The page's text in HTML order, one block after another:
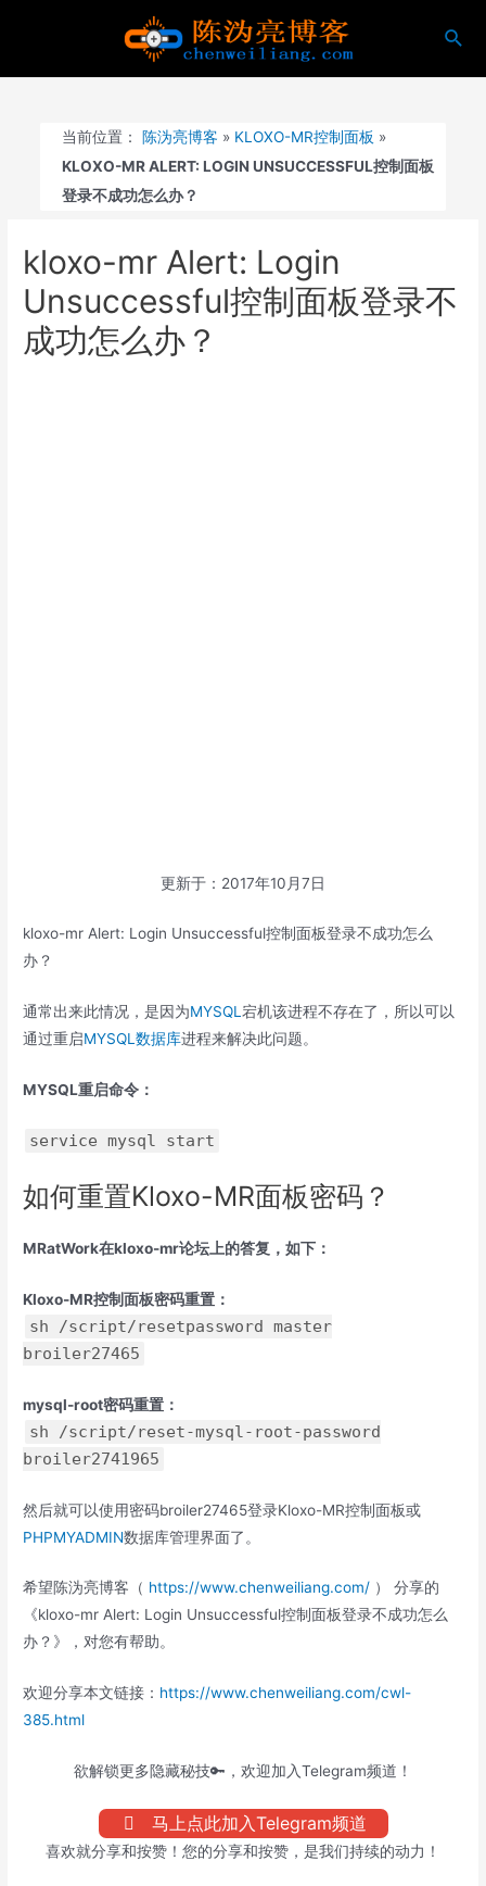
搜
当前位置： 陈沩亮博客 » KLOXO-MR控制面板 »
KLOXO-MR ALERT: LOGIN UNSUCCESSFUL控制面板
登录不成功怎么办？
kloxo-mr Alert: Login
Unsuccessful控制面板登录不
成功怎么办？
更新于：2017年10月7日
kloxo-mr Alert: Login Unsuccessful控制面板登录不成功怎么
办？
通常出来此情况，是因为MYSQL宕机该进程不存在了，所以可以
通过重启MYSQL数据库进程来解决此问题。
MYSQL重启命令：
service mysql start
如何重置Kloxo-MR面板密码？
MRatWork在kloxo-mr论坛上的答复，如下：
Kloxo-MR控制面板密码重置：
sh /script/resetpassword master
broiler27465
mysql-root密码重置：
sh /script/reset-mysql-root-password
broiler2741965
然后就可以使用密码broiler27465登录Kloxo-MR控制面板或
PHPMYADMIN数据库管理界面了。
希望陈沩亮博客（ https://www.chenweiliang.com/ ） 分享的
《kloxo-mr Alert: Login Unsuccessful控制面板登录不成功怎么
办？》，对您有帮助。
欢迎分享本文链接： https://www.chenweiliang.com/cwl-
385.html
欲解锁更多隐藏秘技🔑，欢迎加入Telegram频道！
马上点此加入Telegram频道
喜欢就分享和按赞！您的分享和按赞，是我们持续的动力！